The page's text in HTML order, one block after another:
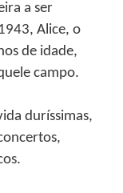
a ser
Alice, o
de idade,
campo.
duríssimas,